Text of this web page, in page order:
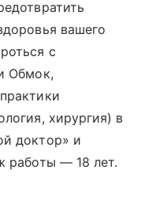
вашего
с
Обмок,
хирургия) в
доктор» и
работы — 18 лет.